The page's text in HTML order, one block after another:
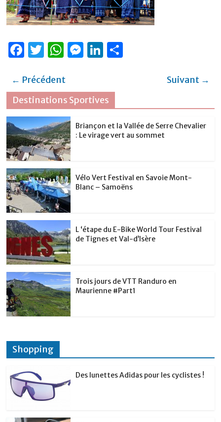
F
c
e
b
o
o
k
T
it
te
r
W
at
s
A
p
p
M
e
n
g
Li
e
dI
n
er
← Précédent
Suivant →
Destinations Sportives
Briançon et la Vallée de Serre Chevalier
: Le virage vert au sommet
Vélo Vert Festival en Savoie Mont-
Blanc – Samoëns
L ‘étape du E-Bike World Tour Festival
de Tignes et Val-d’Isère
Trois jours de VTT Randuro en
Maurienne #Part1
Shopping
Des lunettes Adidas pour les cyclistes !